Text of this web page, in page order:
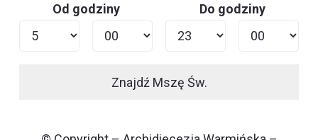
Od godziny Do godziny
Znajdź Mszę Św.